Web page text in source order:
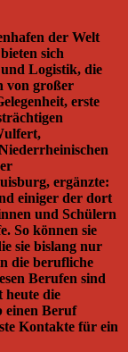
der Welt
sich
Logistik, die
von großer
erste
ergänzte:
einiger der dort
und Schülern
So können sie
sie bislang nur
die berufliche
Berufen sind
heute die
einen Beruf
Kontakte für ein